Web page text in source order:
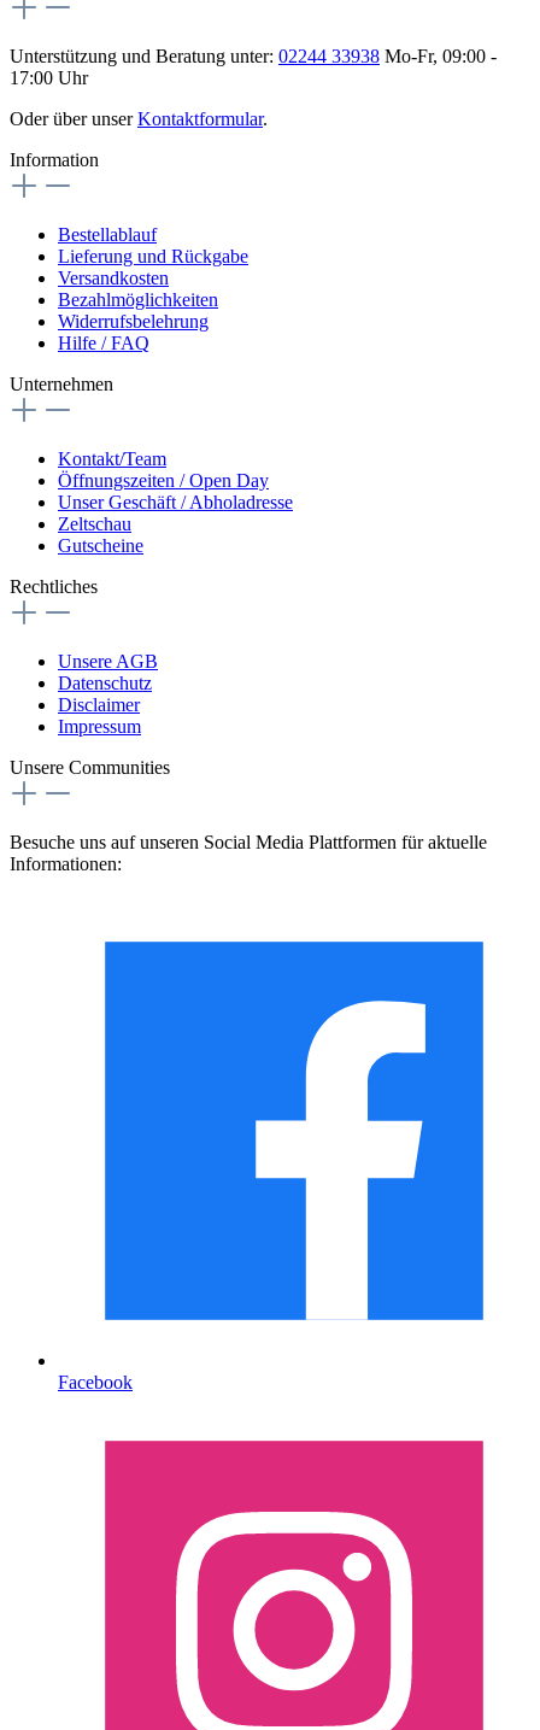
Unterstützung und Beratung unter: 02244 33938 Mo-Fr, 09:00 -
17:00 Uhr
Oder über unserKontaktformular.
Information
Bestellablauf
Lieferung und Rückgabe
Versandkosten
Bezahlmöglichkeiten
Widerrufsbelehrung
Hilfe / FAQ
Unternehmen
Kontakt/Team
Öffnungszeiten / Open Day
Unser Geschäft / Abholadresse
Zeltschau
Gutscheine
Rechtliches
Unsere AGB
Datenschutz
Disclaimer
Impressum
Unsere Communities
Besuche uns auf unseren Social Media Plattformen für aktuelle
Informationen:
Facebook